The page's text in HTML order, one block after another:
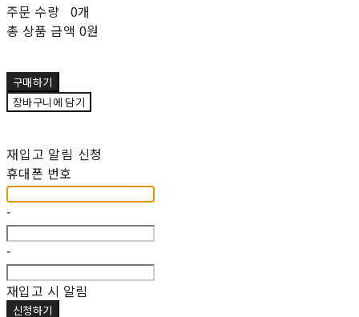
주문 수량 0개
총 상품 금액 0원
구매하기
장바구니에 담기
재입고 알림 신청
휴대폰 번호
-
-
재입고 시 알림
신청하기